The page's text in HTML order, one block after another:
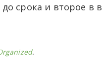
срока и второе в в
.